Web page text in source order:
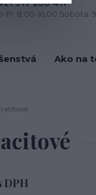
917 280 411
Pi: 8:00-16:00 Sobota:
Ako na
DPH